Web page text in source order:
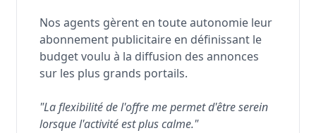
Nos agents gèrent en toute autonomie leur
abonnement publicitaire en définissant le
budget voulu à la diffusion des annonces
sur les plus grands portails.
"La flexibilité de l'offre me permet d'être serein
lorsque l'activité est plus calme."